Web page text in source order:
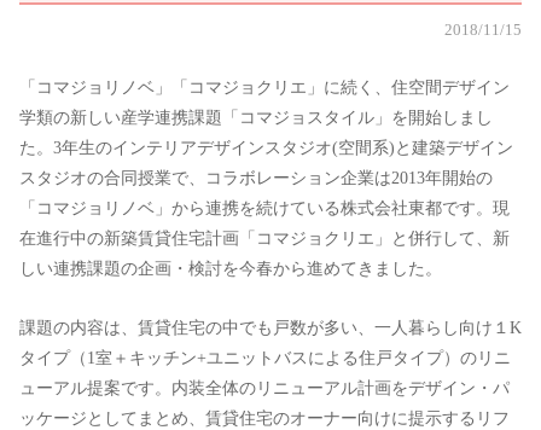
2018/11/15
「コマジョリノベ」「コマジョクリエ」に続く、住空間デザイン
学類の新しい産学連携課題「コマジョスタイル」を開始しまし
た。3年生のインテリアデザインスタジオ(空間系)と建築デザイン
スタジオの合同授業で、コラボレーション企業は2013年開始の
「コマジョリノベ」から連携を続けている株式会社東都です。現
在進行中の新築賃貸住宅計画「コマジョクリエ」と併行して、新
しい連携課題の企画・検討を今春から進めてきました。
課題の内容は、賃貸住宅の中でも戸数が多い、一人暮らし向け１K
タイプ（1室＋キッチン+ユニットバスによる住戸タイプ）のリニ
ューアル提案です。内装全体のリニューアル計画をデザイン・パ
ッケージとしてまとめ、賃貸住宅のオーナー向けに提示するリフ